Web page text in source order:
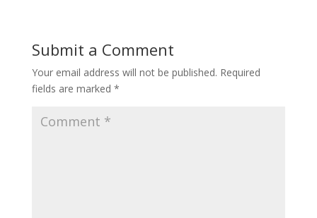
Submit a Comment
Your email address will not be published. Required
fields are marked *